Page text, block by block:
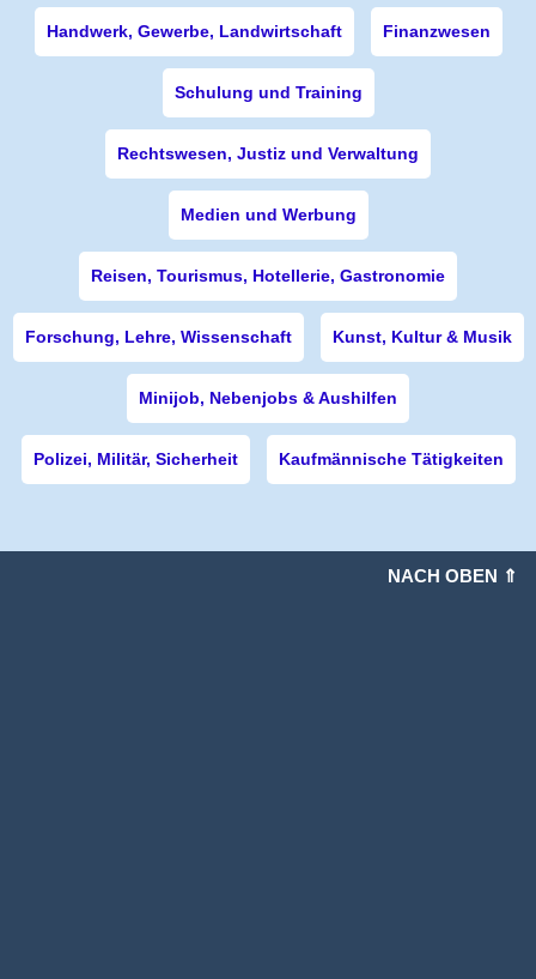
Handwerk, Gewerbe, Landwirtschaft Finanzwesen
Schulung und Training
Rechtswesen, Justiz und Verwaltung
Medien und Werbung
Reisen, Tourismus, Hotellerie, Gastronomie
Forschung, Lehre, Wissenschaft Kunst, Kultur & Musik
Minijob, Nebenjobs & Aushilfen
Polizei, Militär, Sicherheit Kaufmännische Tätigkeiten
NACH OBEN ⇑